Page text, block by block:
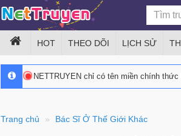
HOT THEO DÕI LỊCH SỬ
NETTRUYEN chỉ có tên miền chính thức
Trang chủ Bác Sĩ Ở Thế Giới Khác